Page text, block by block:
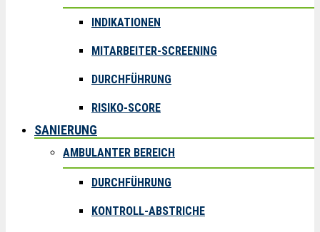
INDIKATIONEN
MITARBEITER-SCREENING
DURCHFÜHRUNG
RISIKO-SCORE
SANIERUNG
AMBULANTER BEREICH
DURCHFÜHRUNG
KONTROLL-ABSTRICHE